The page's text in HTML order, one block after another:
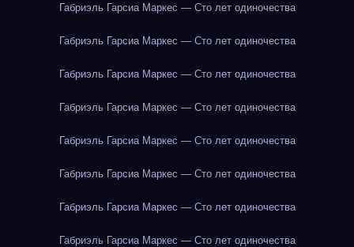
Габриэль Гарсиа Маркес — Сто лет одиночества
Габриэль Гарсиа Маркес — Сто лет одиночества
Габриэль Гарсиа Маркес — Сто лет одиночества
Габриэль Гарсиа Маркес — Сто лет одиночества
Габриэль Гарсиа Маркес — Сто лет одиночества
Габриэль Гарсиа Маркес — Сто лет одиночества
Габриэль Гарсиа Маркес — Сто лет одиночества
Габриэль Гарсиа Маркес — Сто лет одиночества